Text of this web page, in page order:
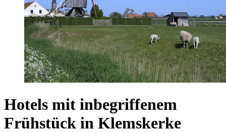
Hotels mit inbegriffenem
Frühstück in Klemskerke